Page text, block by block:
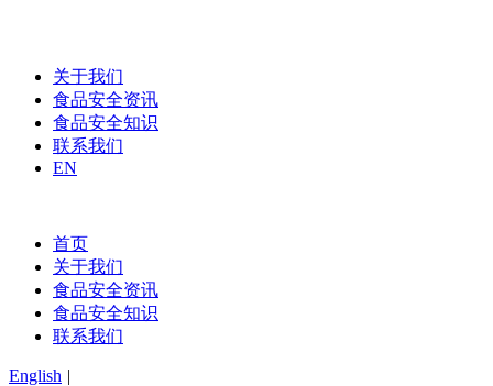
关于我们
食品安全资讯
食品安全知识
联系我们
EN
首页
关于我们
食品安全资讯
食品安全知识
联系我们
English |